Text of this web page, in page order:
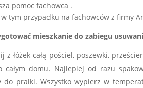
pomoc fachowca .
tym przypadku na fachowców z firmy
mieszkanie do zabiegu
z łóżek całą pościel, poszewki,
całym domu. Najlepiej od razu
do pralki. Wszystko wypierz w